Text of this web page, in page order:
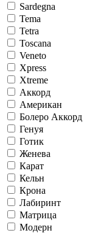
Sardegna
Tema
Tetra
Toscana
Veneto
Xpress
Xtreme
Аккорд
Американ
Болеро Аккорд
Генуя
Готик
Женева
Карат
Кельн
Крона
Лабиринт
Матрица
Модерн